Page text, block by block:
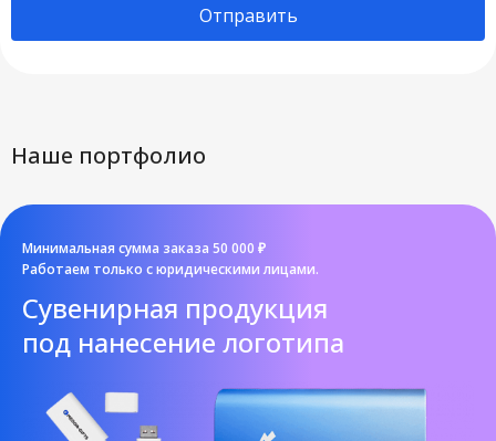
Отправить
Наше портфолио
Минимальная сумма заказа 50 000 ₽
Работаем только с юридическими лицами.
Cувенирная продукция
под нанесение логотипа